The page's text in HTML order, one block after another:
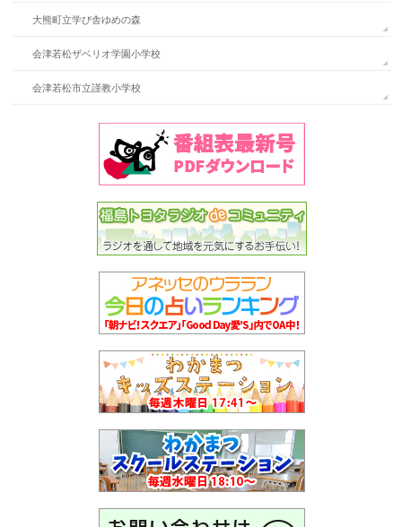
大熊町立学び舎ゆめの森
会津若松ザベリオ学園小学校
会津若松市立謹教小学校